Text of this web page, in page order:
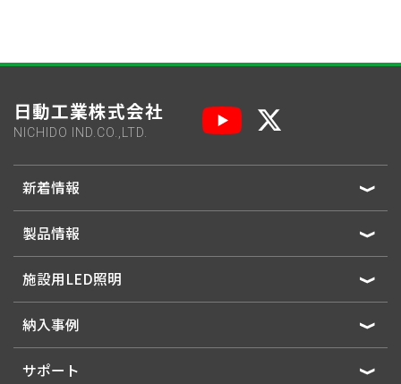
日動工業株式会社
NICHIDO IND.CO.,LTD.
新着情報
製品情報
施設用LED照明
納入事例
サポート